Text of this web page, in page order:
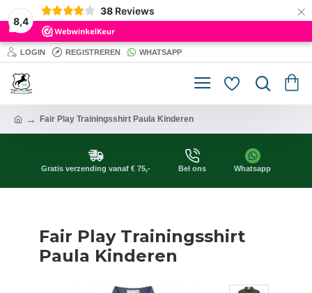
8,4
38 Reviews ×
LOGIN REGISTREREN WHATSAPP
Fair Play Trainingsshirt Paula Kinderen
Gratis verzending vanaf € 75,- Bel ons Whatsapp
Fair Play Trainingsshirt
Paula Kinderen